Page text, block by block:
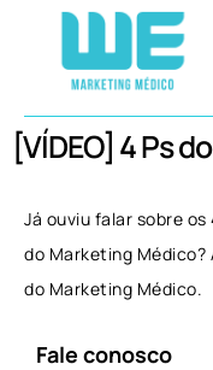
[VÍDEO] 4 Ps
Já ouviu falar sobre os
do Marketing Médico?
do Marketing Médico.
Fale conosco